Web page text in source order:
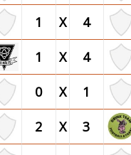
1 X 4
1 X 4
0 X 1
2 X 3